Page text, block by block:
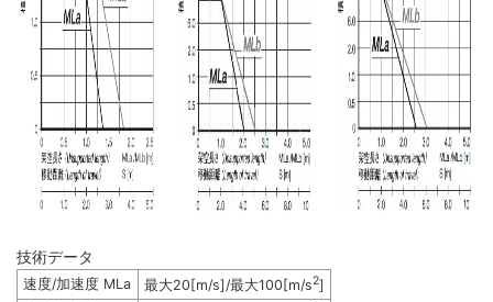
技術データ
速度/加速度 MLa 最大20[m/s]/最大100[m/s2]